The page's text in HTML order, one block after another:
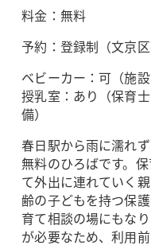
料金：無料
予約：登録制（文京
ベビーカー：可（施
授乳室：あり（保育
備）
春日駅から雨に濡れ
無料のひろばです。
て外出に連れていく
齢の子どもを持つ保
育て相談の場にもな
が必要なため、利用